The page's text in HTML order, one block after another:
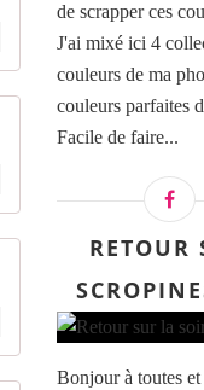
de scrapper ces
J'ai mixé ici 4
couleurs de ma
couleurs parfaites
Facile de faire...
RETOUR
Bonjour à toutes